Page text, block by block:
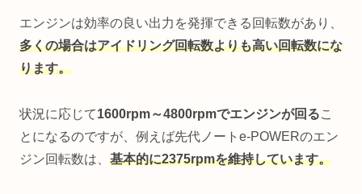
エンジンは効率の良い出力を発揮できる回転数があり、
多くの場合はアイドリング回転数よりも高い回転数にな
ります。
状況に応じて1600rpm～4800rpmでエンジンが回るこ
とになるのですが、例えば先代ノートe-POWERのエン
ジン回転数は、 基本的に2375rpmを維持しています。